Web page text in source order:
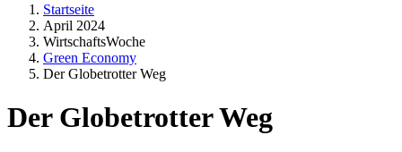
Startseite
April 2024
WirtschaftsWoche
Green Economy
Der Globetrotter Weg
Der Globetrotter Weg